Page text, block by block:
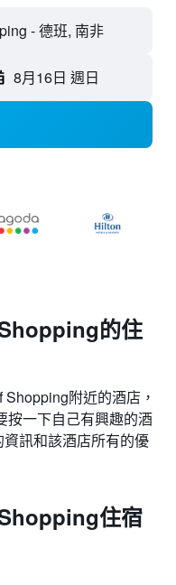
- 德班, 南非
8月16日 週日
的住
附近的酒店，
按一下自己有興趣的酒
訊和該酒店所有的優
住宿